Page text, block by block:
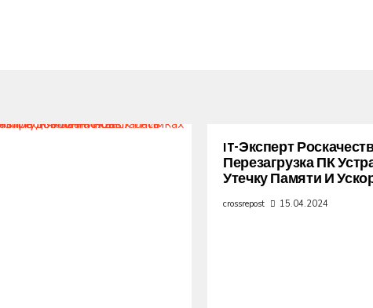
IT-Эксперт
Перезагрузка ПК
Утечку Памяти И
crossrepost 15.04.2024